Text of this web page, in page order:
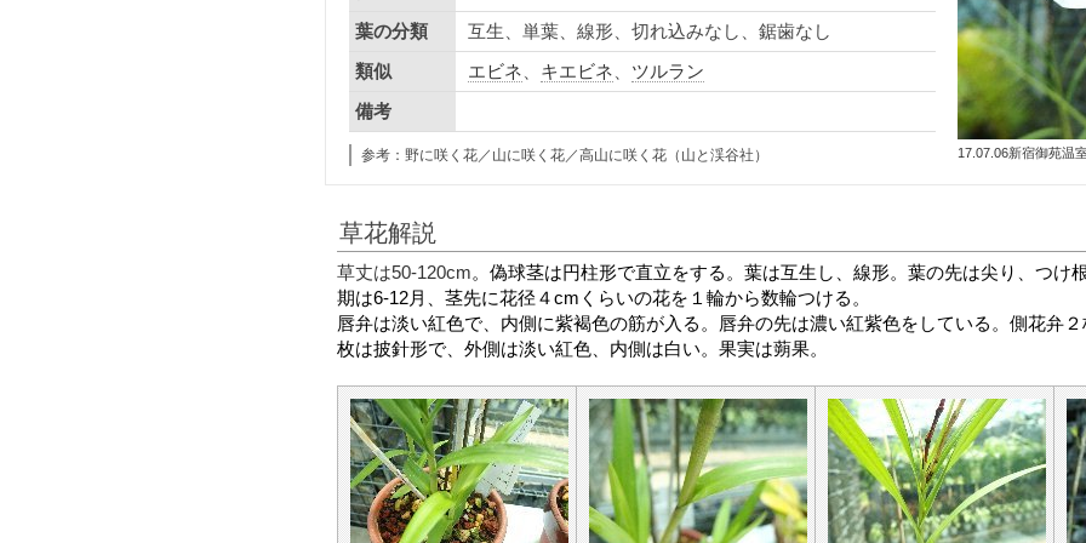
葉の分類 互生、単葉、線形、切れ込みなし、鋸歯なし
類似 エビネ キエビネ ツルラン
備考
参考：野に咲く花／山に咲く花／高山に咲く花（山と渓谷社） 17.07.06新宿御苑温
草花解説
草丈は50-120cm。 偽球茎は円柱形で直立をする。 葉は互生し、線形。 葉の先は尖り、つけ
期は6-12月、茎先に花径４cmくらいの花を１輪から数輪つける。
唇弁は淡い紅色で、内側に紫褐色の筋が入る。 唇弁の先は濃い紅紫色をしている。 側花弁
枚は披針形で、外側は淡い紅色、内側は白い。果実は蒴果。